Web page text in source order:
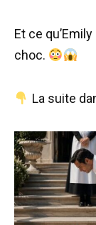
Et ce
choc.
La suite